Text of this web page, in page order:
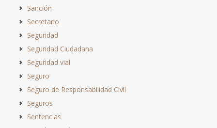
Sanción
Secretario
Seguridad
Seguridad Ciudadana
Seguridad vial
Seguro
Seguro de Responsabilidad Civil
Seguros
Sentencias